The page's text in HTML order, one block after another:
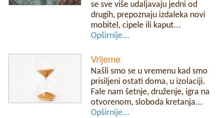
se sve više udaljavaju jedni od
drugih, prepoznaju izdaleka novi
mobitel, cipele ili kaput...
Opširnije...
Vrijeme
Našli smo se u vremenu kad smo
prisiljeni ostati doma, u izolaciji.
Fale nam šetnje, druženje, igra na
otvorenom, sloboda kretanja...
Opširnije...